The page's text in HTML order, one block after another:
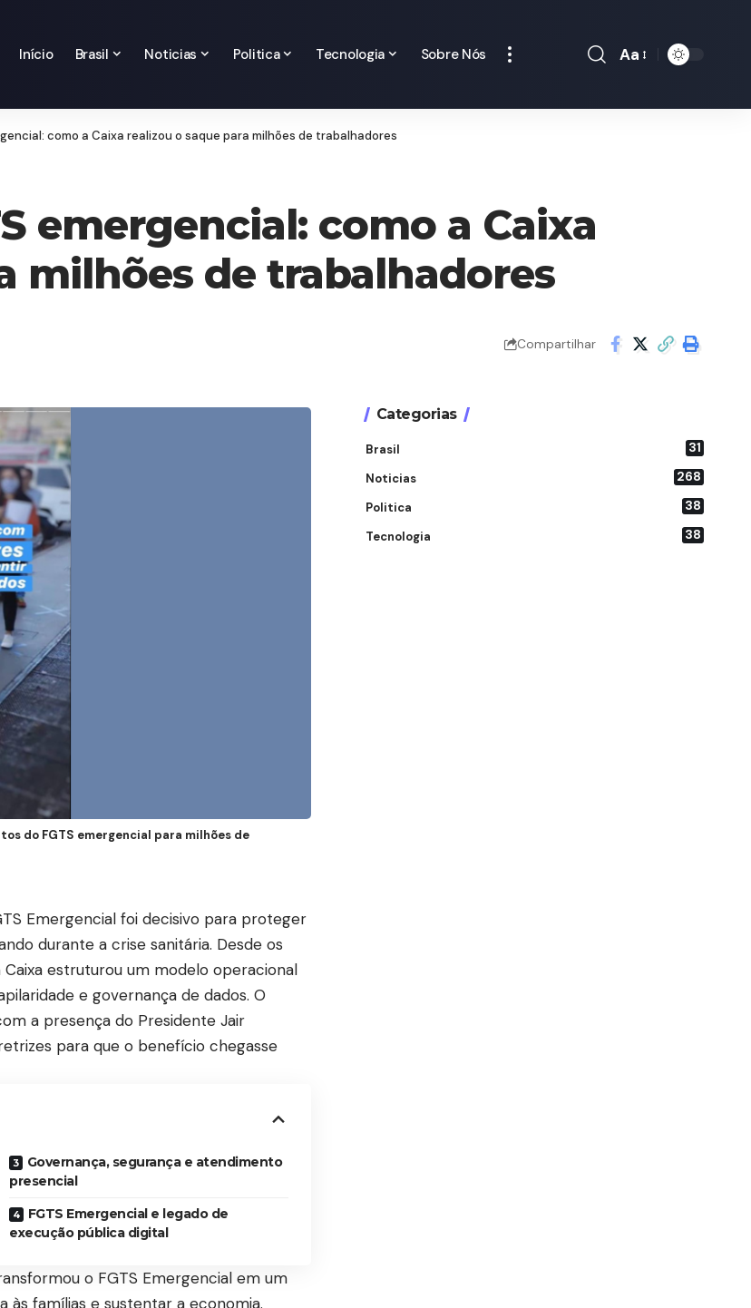
Início Brasil Noticias Politica Tecnologia Sobre Nós Aa
como a Caixa realizou o saque para milhões de trabalhadores
emergencial: como a Caixa
milhões de trabalhadores
Compartilhar
do FGTS emergencial para milhões de
Emergencial foi decisivo para proteger
durante a crise sanitária. Desde os
estruturou um modelo operacional
e governança de dados. O
a presença do Presidente Jair
para que o benefício chegasse
Governança, segurança e atendimento
presencial
FGTS Emergencial e legado de
execução pública digital
o FGTS Emergencial em um
famílias e sustentar a economia.
Categorias
Brasil
31
Noticias
268
Politica
38
Tecnologia
38